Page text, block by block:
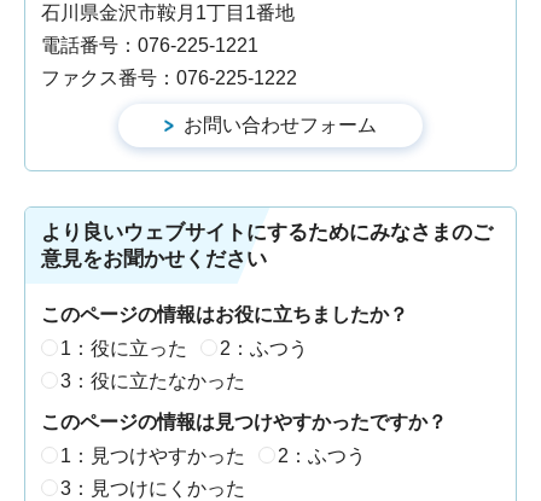
石川県金沢市鞍月1丁目1番地
電話番号：076-225-1221
ファクス番号：076-225-1222
より良いウェブサイトにするためにみなさまのご
意見をお聞かせください
このページの情報はお役に立ちましたか？
1：役に立った
2：ふつう
3：役に立たなかった
このページの情報は見つけやすかったですか？
1：見つけやすかった
2：ふつう
3：見つけにくかった